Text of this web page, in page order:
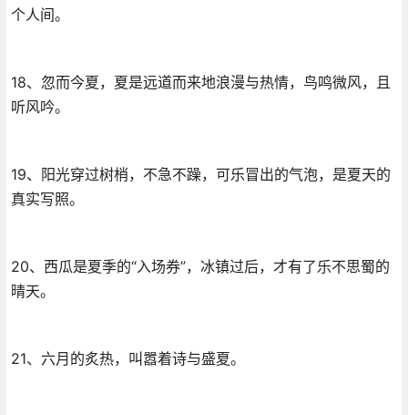
个人间。
18、忽而今夏，夏是远道而来地浪漫与热情，鸟鸣微风，且
听风吟。
19、阳光穿过树梢，不急不躁，可乐冒出的气泡，是夏天的
真实写照。
20、西瓜是夏季的“入场券”，冰镇过后，才有了乐不思蜀的
晴天。
21、六月的炙热，叫嚣着诗与盛夏。